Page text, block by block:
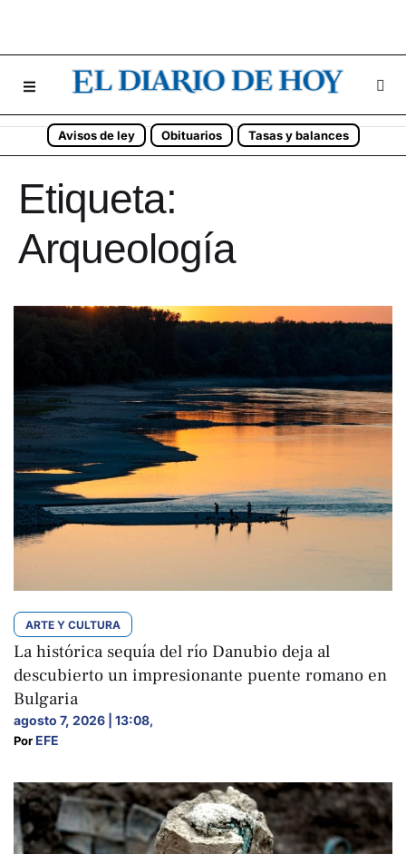
Avisos de ley Obituarios Tasas y balances
Etiqueta:
Arqueología
ARTE Y CULTURA
La histórica sequía del río Danubio deja al
descubierto un impresionante puente romano en
Bulgaria
agosto 7, 2026 | 13:08,
Por EFE